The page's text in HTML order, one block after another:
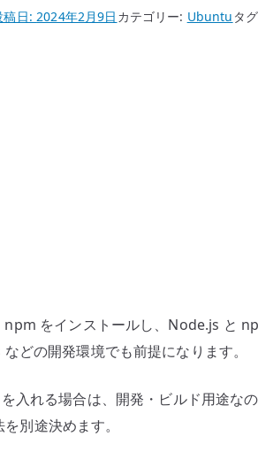
稿日:2024年2月9日 カテゴリー: Ubuntu タ
をインストールし、Node.js と
どの開発環境でも前提になります。
入れる場合は、開発・ビルド用途な
別途決めます。